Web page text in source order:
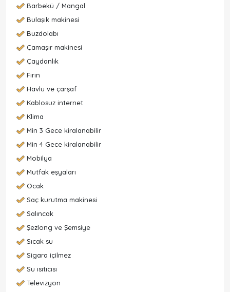
Barbekü / Mangal
Bulaşık makinesi
Buzdolabı
Çamaşır makinesi
Çaydanlık
Fırın
Havlu ve çarşaf
Kablosuz internet
Klima
Min 3 Gece kiralanabilir
Min 4 Gece kiralanabilir
Mobilya
Mutfak eşyaları
Ocak
Saç kurutma makinesi
Salıncak
Şezlong ve Şemsiye
Sıcak su
Sigara içilmez
Su ısıtıcısı
Televizyon